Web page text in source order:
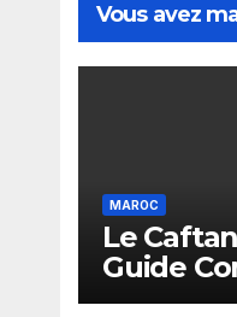
Vous avez
MAROC
Le
Guide
Héritage